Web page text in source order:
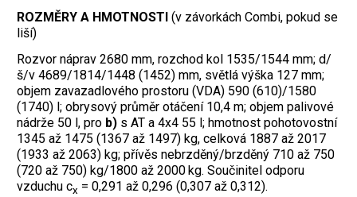
ROZMĚRY A HMOTNOSTI (v závorkách Combi, pokud se
liší)
Rozvor náprav 2680 mm, rozchod kol 1535/1544 mm; d/
š/v 4689/1814/1448 (1452) mm, světlá výška 127 mm;
objem zavazadlového prostoru (VDA) 590 (610)/1580
(1740) l; obrysový průměr otáčení 10,4 m; objem palivové
nádrže 50 l, pro b) s AT a 4x4 55 l; hmotnost pohotovostní
1345 až 1475 (1367 až 1497) kg, celková 1887 až 2017
(1933 až 2063) kg; přívěs nebrzděný/brzděný 710 až 750
(720 až 750) kg/1800 až 2000 kg. Součinitel odporu
vzduchu cx = 0,291 až 0,296 (0,307 až 0,312).